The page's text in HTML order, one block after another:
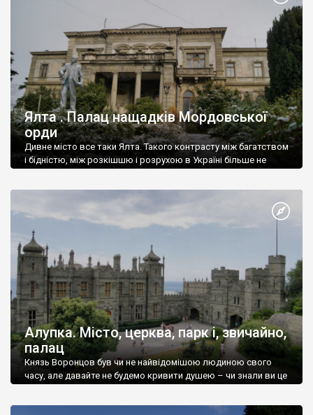
Ялта . Палац нащадків Мордовської
орди
Дивне місто все таки Ялта. Такого контрасту між багатством
і бідністю, між розкішшю і розрухою в Україні більше не
Алупка. Місто, церква, парк і, звичайно,
палац
Князь Воронцов був чи не найвідомішою людиною свого
часу, але давайте не будемо кривити душею – чи знали ви це